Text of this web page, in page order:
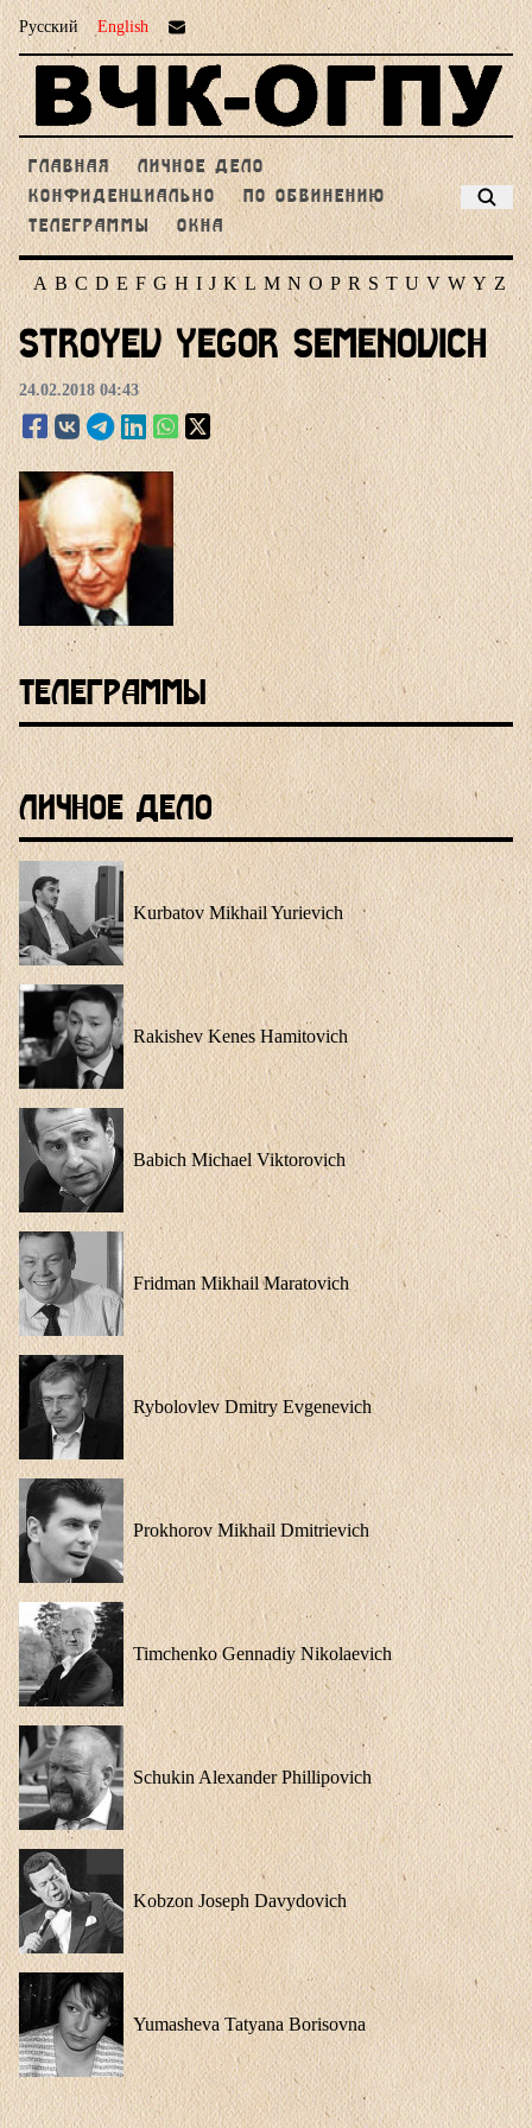
Русский English
ГЛАВНАЯ
ЛИЧНОЕ ДЕЛО
КОНФИДЕНЦИАЛЬНО
ПО ОБВИНЕНИЮ
ТЕЛЕГРАММЫ
ОКНА
A B C D E F G H I J K L M N O P R S T U V W Y Z
Stroyev Yegor Semenovich
24.02.2018 04:43
Телеграммы
Личное Дело
Kurbatov Mikhail Yurievich
Rakishev Kenes Hamitovich
Babich Michael Viktorovich
Fridman Mikhail Maratovich
Rybolovlev Dmitry Evgenevich
Prokhorov Mikhail Dmitrievich
Timchenko Gennadiy Nikolaevich
Schukin Alexander Phillipovich
Kobzon Joseph Davydovich
Yumasheva Tatyana Borisovna